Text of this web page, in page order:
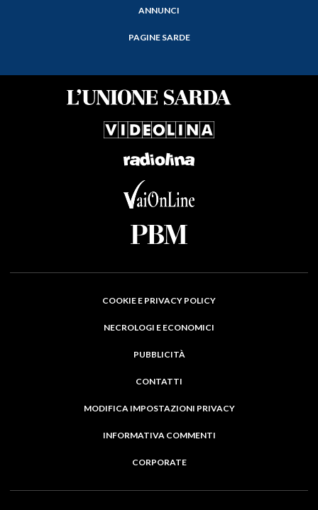
ANNUNCI
PAGINE SARDE
COOKIE E PRIVACY POLICY
NECROLOGI E ECONOMICI
PUBBLICITÀ
CONTATTI
MODIFICA IMPOSTAZIONI PRIVACY
INFORMATIVA COMMENTI
CORPORATE